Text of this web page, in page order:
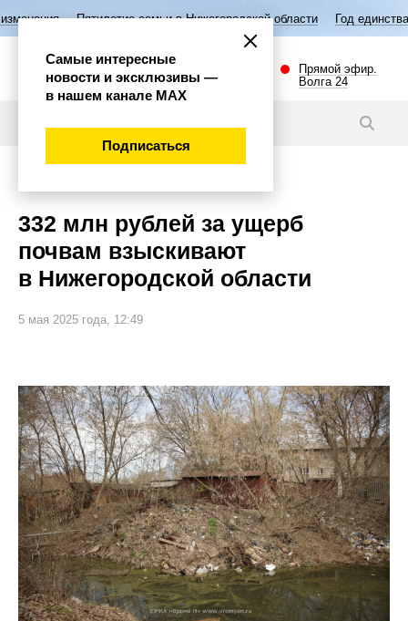
семьи в Нижегородской области Год единства народов России
Прямой эфир.
Волга 24
332 млн рублей за ущерб
почвам взыскивают
в Нижегородской области
5 мая 2025 года, 12:49
Самые интересные
новости и эксклюзивы —
в нашем канале МАХ
Подписаться